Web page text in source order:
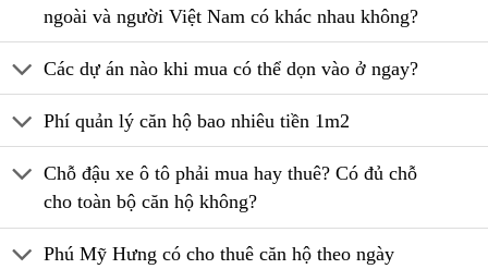
ngoài và người Việt Nam có khác nhau không?
Các dự án nào khi mua có thể dọn vào ở ngay?
Phí quản lý căn hộ bao nhiêu tiền 1m2
Chỗ đậu xe ô tô phải mua hay thuê? Có đủ chỗ
cho toàn bộ căn hộ không?
Phú Mỹ Hưng có cho thuê căn hộ theo ngày